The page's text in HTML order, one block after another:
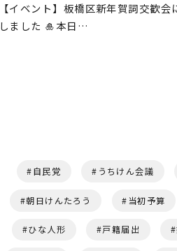
【イベント】板橋区新年賀詞交歓会
しました 🎍本日…
自民党 うちけん会議
朝日けんたろう 当初予算
ひな人形 戸籍届出